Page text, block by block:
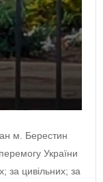
м. Берестин
України
за цивільних; за